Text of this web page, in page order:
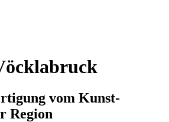
vom Kunst­
Regi­on